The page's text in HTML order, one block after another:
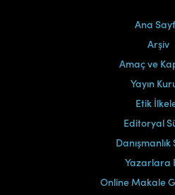
Ana
Arşiv
Amaç ve
Yayın
Etik
Editoryal
Yazarlara
Online Makale